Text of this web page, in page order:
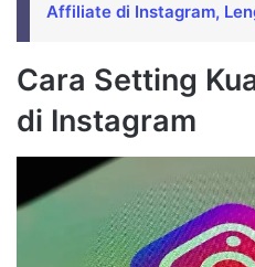
Affiliate di Instagram,
Cara Setting
di Instagram